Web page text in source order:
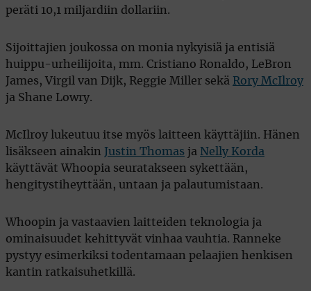
peräti 10,1 miljardiin dollariin.
Sijoittajien joukossa on monia nykyisiä ja entisiä
huippu-urheilijoita, mm. Cristiano Ronaldo, LeBron
James, Virgil van Dijk, Reggie Miller sekä Rory McIlroy
ja Shane Lowry.
McIlroy lukeutuu itse myös laitteen käyttäjiin. Hänen
lisäkseen ainakin
Justin Thomas ja Nelly Korda
käyttävät Whoopia seuratakseen sykettään,
hengitystiheyttään, untaan ja palautumistaan.
Whoopin ja vastaavien laitteiden teknologia ja
ominaisuudet kehittyvät vinhaa vauhtia. Ranneke
pystyy esimerkiksi todentamaan pelaajien henkisen
kantin ratkaisuhetkillä.